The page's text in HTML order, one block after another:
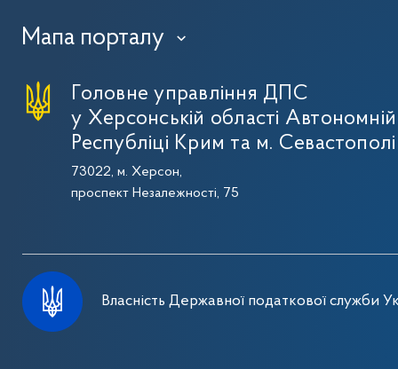
Мапа порталу ›
Головне управління ДПС
у Херсонській області Автономній
Республіці Крим та м. Севастополі
73022, м. Херсон,
проспект Незалежності, 75
Власність Державної податкової служби